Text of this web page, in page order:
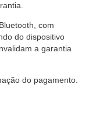
com
do dispositivo
a garantia
do pagamento.